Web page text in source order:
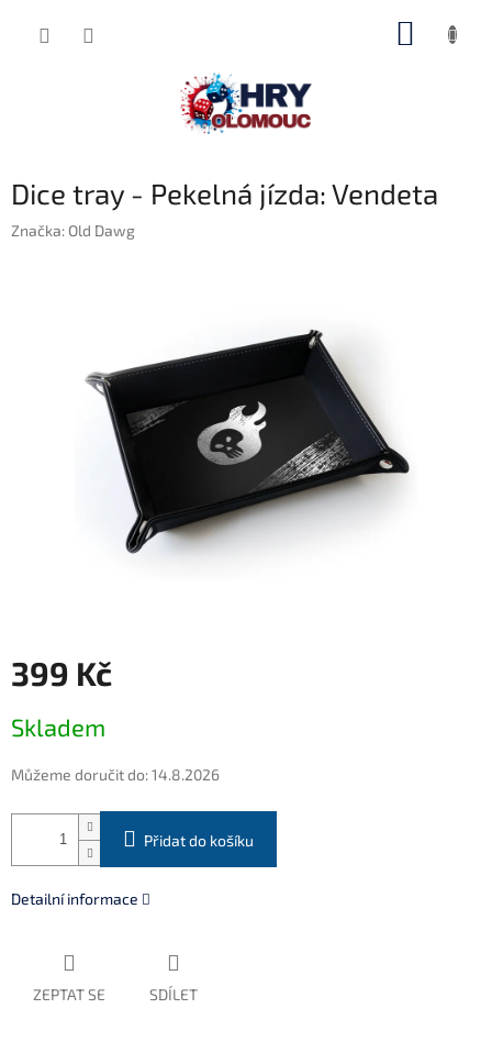
Dice tray - Pekelná jízda: Vendeta
Značka: Old Dawg
399 Kč
cena:
Skladem
Můžeme doručit do:14.8.2026
Přidat do košíku
Detailní informace
ZEPTAT SE SDÍLET